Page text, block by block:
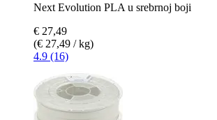
Next Evolution PLA u srebrnoj boji
€ 27,49
(€ 27,49 / kg)
4.9 (16)